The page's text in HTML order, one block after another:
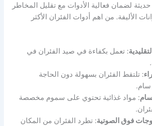
لضمان فعالية الأدوات مع تقليل المخاطر
الأليفة. من اهم أدوات الفئران الأكثر
: تعمل بكفاءة في صيد الفئران في
: تلتقط الفئران بسهولة دون الحاجة
سام.
: مواد غذائية تحتوي على سموم مخصصة
فوق الصوتية: تطرد الفئران من المكان